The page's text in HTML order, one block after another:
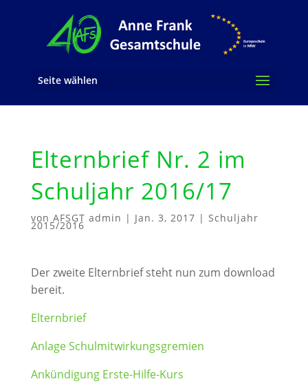
Seite wählen
Elternbrief Nr. 2 im
Schuljahr 2016/17
von AFSGT admin | Jan. 3, 2017 | Schuljahr
2015/2016
Der zweite Elternbrief steht nun zum download
bereit.
Elternbrief
Anlage Schulmitwirkungsgremien
Ankündigung Erste-Hilfe-Kurs